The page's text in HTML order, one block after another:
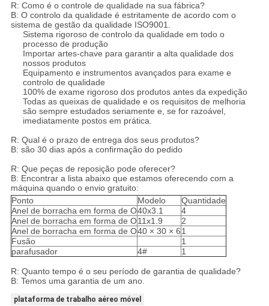
R: Como é o controle de qualidade na sua fábrica?
B: O controlo da qualidade é estritamente de acordo com o
sistema de gestão da qualidade ISO9001.
Sistema rigoroso de controlo da qualidade em todo o
processo de produção
Importar artes-chave para garantir a alta qualidade dos
nossos produtos
Equipamento e instrumentos avançados para exame e
controlo de qualidade
100% de exame rigoroso dos produtos antes da expedição
Todas as queixas de qualidade e os requisitos de melhoria
são sempre estudados seriamente e, se for razoável,
imediatamente postos em prática.
R: Qual é o prazo de entrega dos seus produtos?
B: são 30 dias após a confirmação do pedido
R: Que peças de reposição pode oferecer?
B: Encontrar a lista abaixo que estamos oferecendo com a
máquina quando o envio gratuito:
Ponto
Modelo
Quantidade
Anel de borracha em forma de O40x3.1
4
Anel de borracha em forma de O11x1.9
2
Anel de borracha em forma de O40 × 30 × 61
Fusão
1
parafusador
4# 1
R: Quanto tempo é o seu período de garantia de qualidade?
B: Temos uma garantia de um ano.
plataforma de trabalho aéreo móvel